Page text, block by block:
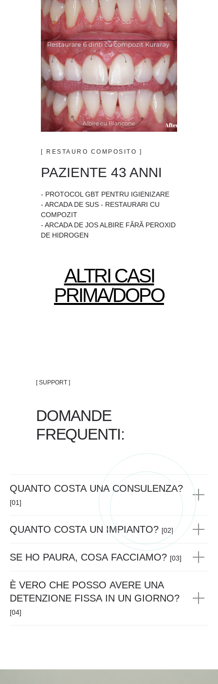
[ RESTAURO COMPOSITO ]
PAZIENTE 43 ANNI
- PROTOCOL GBT PENTRU IGIENIZARE
- ARCADA DE SUS - RESTAURARI CU
COMPOZIT
- ARCADA DE JOS ALBIRE FĂRĂ PEROXID
DE HIDROGEN
ALTRI CASI
PRIMA/DOPO
[ SUPPORT ]
DOMANDE
FREQUENTI:
QUANTO COSTA UNA CONSULENZA?
[01]
QUANTO COSTA UN IMPIANTO? [02]
SE HO PAURA, COSA FACCIAMO? [03]
È VERO CHE POSSO AVERE UNA
DETENZIONE FISSA IN UN GIORNO?
[04]